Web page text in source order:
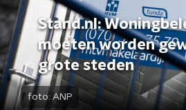
Stand.nl:
moeten worden
grote steden
foto: ANP